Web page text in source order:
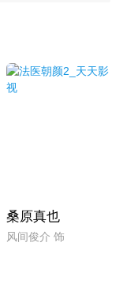
桑原真也
风间俊介 饰